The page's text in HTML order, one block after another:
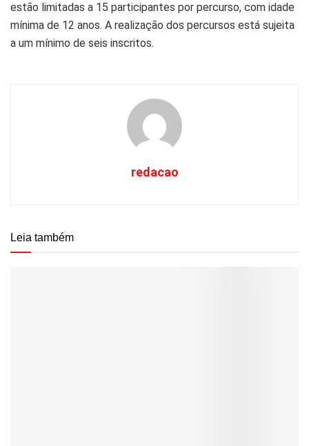
estão limitadas a 15 participantes por percurso, com idade
mínima de 12 anos. A realização dos percursos está sujeita
a um mínimo de seis inscritos.
redacao
Leia também